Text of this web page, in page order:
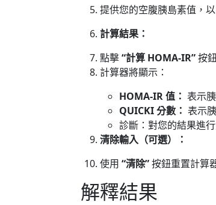
提供您的空腹胰島素值，以
計算結果：
點擊“計算 HOMA-IR”按
計算器將顯示：
HOMA-IR 值： 表示
QUICKI 分數： 表示
診斷：對您的結果進
清除輸入（可選）：
使用 “清除”按鈕重置計算
解釋結果